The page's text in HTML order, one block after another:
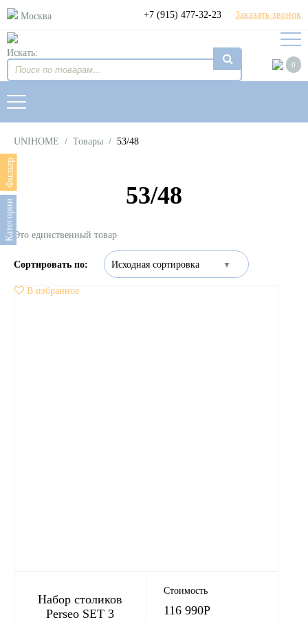
Москва +7 (915) 477-32-23 Заказать звонок
Искать:
0
UNIHOME / Товары / 53/48
Фильтр
Категории
53/48
Это единственный товар
В избранное
Набор столиков
Perseo SET 3
Стоимость
116 990Р